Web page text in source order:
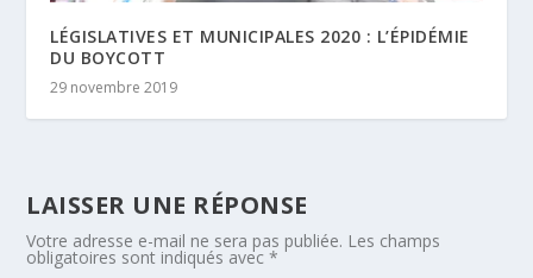
LÉGISLATIVES ET MUNICIPALES 2020 : L’ÉPIDÉMIE
DU BOYCOTT
29 novembre 2019
LAISSER UNE RÉPONSE
Votre adresse e-mail ne sera pas publiée. Les champs
obligatoires sont indiqués avec*